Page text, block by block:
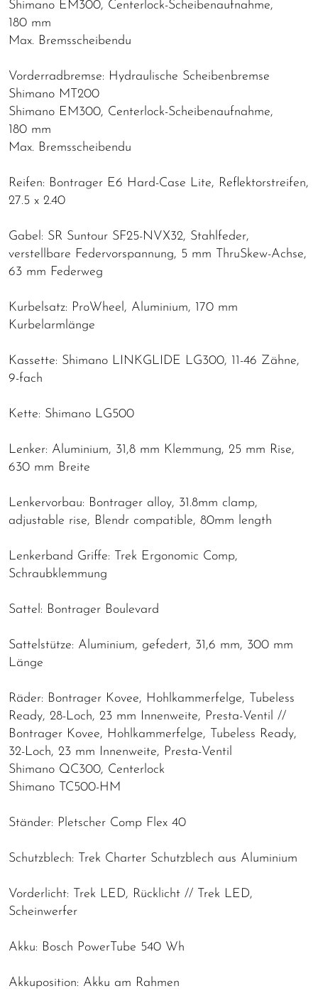
Shimano EM300, Centerlock-Scheibenaufnahme,
180 mm
Max. Bremsscheibendu
Vorderradbremse: Hydraulische Scheibenbremse
Shimano MT200
Shimano EM300, Centerlock-Scheibenaufnahme,
180 mm
Max. Bremsscheibendu
Reifen: Bontrager E6 Hard-Case Lite, Reflektorstreifen,
27.5 x 2.40
Gabel: SR Suntour SF25-NVX32, Stahlfeder,
verstellbare Federvorspannung, 5 mm ThruSkew-Achse,
63 mm Federweg
Kurbelsatz: ProWheel, Aluminium, 170 mm
Kurbelarmlänge
Kassette: Shimano LINKGLIDE LG300, 11-46 Zähne,
9-fach
Kette: Shimano LG500
Lenker: Aluminium, 31,8 mm Klemmung, 25 mm Rise,
630 mm Breite
Lenkervorbau: Bontrager alloy, 31.8mm clamp,
adjustable rise, Blendr compatible, 80mm length
Lenkerband Griffe: Trek Ergonomic Comp,
Schraubklemmung
Sattel: Bontrager Boulevard
Sattelstütze: Aluminium, gefedert, 31,6 mm, 300 mm
Länge
Räder: Bontrager Kovee, Hohlkammerfelge, Tubeless
Ready, 28-Loch, 23 mm Innenweite, Presta-Ventil //
Bontrager Kovee, Hohlkammerfelge, Tubeless Ready,
32-Loch, 23 mm Innenweite, Presta-Ventil
Shimano QC300, Centerlock
Shimano TC500-HM
Ständer: Pletscher Comp Flex 40
Schutzblech: Trek Charter Schutzblech aus Aluminium
Vorderlicht: Trek LED, Rücklicht // Trek LED,
Scheinwerfer
Akku: Bosch PowerTube 540 Wh
Akkuposition: Akku am Rahmen